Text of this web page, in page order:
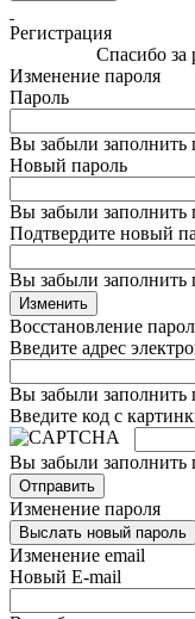
Регистрация
Спасибо за
Изменение пароля
Пароль
Вы забыли заполнить
Новый пароль
Вы забыли заполнить
Подтвердите новый
Вы забыли заполнить
Изменить
Восстановление
Введите адрес
Вы забыли заполнить
Введите код с
Вы забыли заполнить
Отправить
Изменение пароля
Выслать новый пароль
Изменение email
Новый E-mail